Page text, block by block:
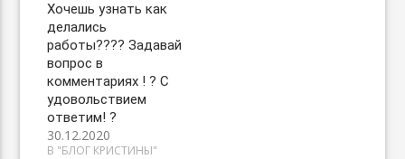
Хочешь узнать как
делались
работы???‍? Задавай
вопрос в
комментариях ! ? С
удовольствием
ответим! ?
30.12.2020
В "БЛОГ КРИСТИНЫ"